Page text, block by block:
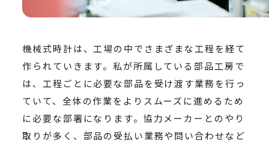
機械式時計は、工場の中でさまざまな工程を経て
作られていきます。私が所属している部品工房で
は、工程ごとに必要な部品を受け渡す業務を行っ
ていて、全体の作業をよりスムーズに進めるため
に必要な部署になります。協力メーカーとのやり
取りが多く、部品の受払い業務や問い合わせなど